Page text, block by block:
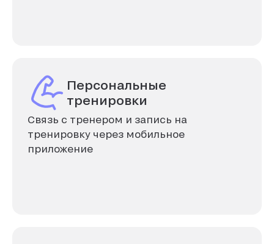
Персональные
тренировки
Связь с тренером и запись на
тренировку через мобильное
приложение